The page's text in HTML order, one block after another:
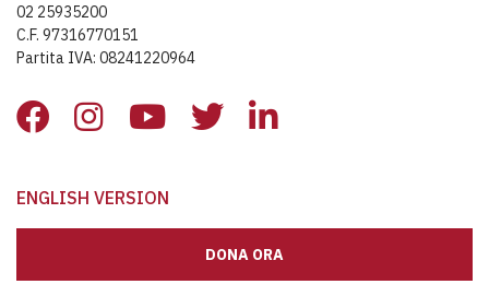
02 25935200
C.F. 97316770151
Partita IVA: 08241220964
ENGLISH VERSION
DONA ORA